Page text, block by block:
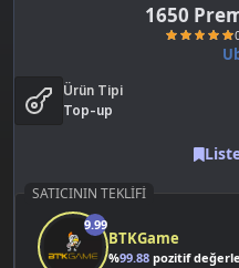
1650
Ürün Tipi
Top-up
SATICININ TEKLIFI
9.99
BTKGame
%99.88 pozitif